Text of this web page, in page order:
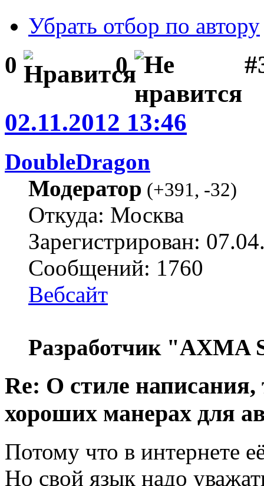
Убрать отбор по автору
0 0
02.11.2012 13:46
DoubleDragon
Модератор (+391, -32)
Откуда: Москва
Зарегистрирован:
Сообщений: 1760
Вебсайт
Разработчик "AXMA
Re: О стиле
хороших манерах для
Потому что в интернете
Но свой язык надо